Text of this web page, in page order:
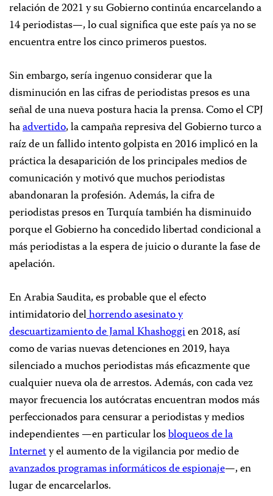
relación de 2021 y su Gobierno continúa encarcelando a
14 periodistas—, lo cual significa que este país ya no se
encuentra entre los cinco primeros puestos.
Sin embargo, sería ingenuo considerar que la
disminución en las cifras de periodistas presos es una
señal de una nueva postura hacia la prensa. Como el CPJ
haadvertido, la campaña represiva del Gobierno turco a
raíz de un fallido intento golpista en 2016 implicó en la
práctica la desaparición de los principales medios de
comunicación y motivó que muchos periodistas
abandonaran la profesión. Además, la cifra de
periodistas presos en Turquía también ha disminuido
porque el Gobierno ha concedido libertad condicional a
más periodistas a la espera de juicio o durante la fase de
apelación.
En Arabia Saudita, es probable que el efecto
intimidatorio delhorrendo asesinato y
descuartizamiento de Jamal Khashoggien 2018, así
como de varias nuevas detenciones en 2019, haya
silenciado a muchos periodistas más eficazmente que
cualquier nueva ola de arrestos. Además, con cada vez
mayor frecuencia los autócratas encuentran modos más
perfeccionados para censurar a periodistas y medios
independientes —en particular losbloqueos de la
Internety el aumento de la vigilancia por medio de
avanzados programas informáticos de espionaje—, en
lugar de encarcelarlos.